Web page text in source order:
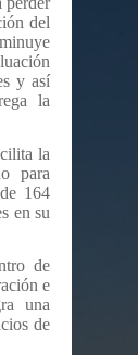
del
y así
la
la
para
164
en su
de
e
una
de